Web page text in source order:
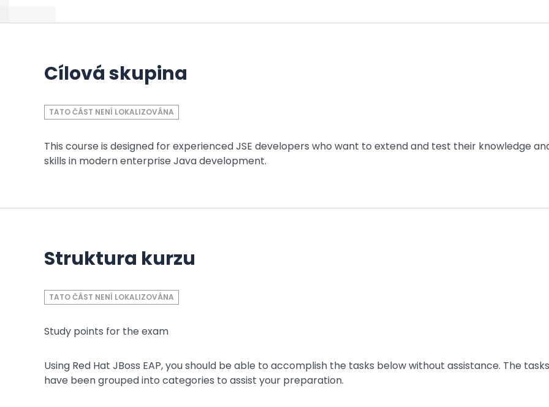
Cílová skupina
TATO ČÁST NENÍ LOKALIZOVÁNA
This course is designed for experienced JSE developers who want to extend and test their knowledge
skills in modern enterprise Java development.
Struktura kurzu
TATO ČÁST NENÍ LOKALIZOVÁNA
Study points for the exam
Using Red Hat JBoss EAP, you should be able to accomplish the tasks below without assistance. The tasks
have been grouped into categories to assist your preparation.